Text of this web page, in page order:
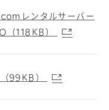
レンタルサーバー
（118KB）
99KB）